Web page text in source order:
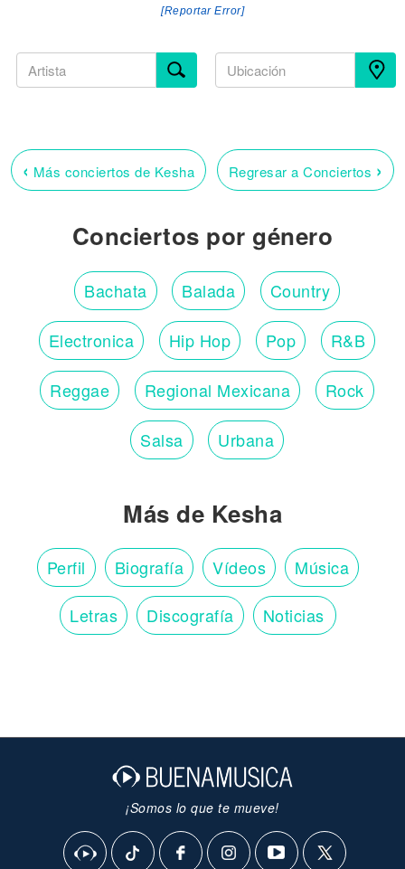
[Reportar Error]
‹ Más conciertos de Kesha Regresar a Conciertos ›
Conciertos por género
Bachata Balada Country
Electronica Hip Hop Pop R&B
Reggae Regional Mexicana Rock
Salsa Urbana
Más de Kesha
Perfil Biografía Vídeos Música
Letras Discografía Noticias
¡Somos lo que te mueve!